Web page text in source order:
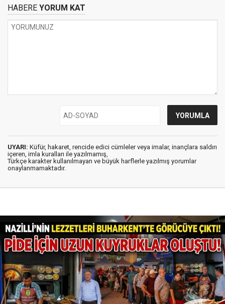
HABERE YORUM KAT
UYARI: Küfür, hakaret, rencide edici cümleler veya imalar, inançlara saldırı
içeren, imla kuralları ile yazılmamış,
Türkçe karakter kullanılmayan ve büyük harflerle yazılmış yorumlar
onaylanmamaktadır.